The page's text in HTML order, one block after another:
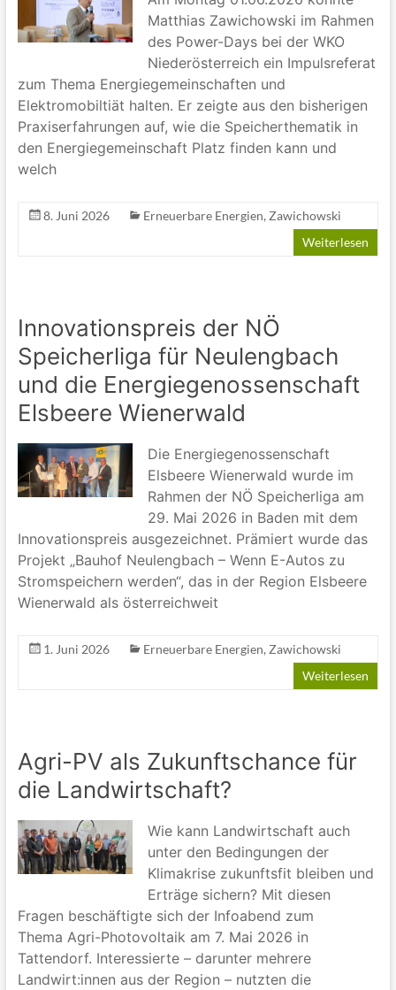
Matthias Zawichowski im Rahmen
des Power-Days bei der WKO
Niederösterreich ein Impulsreferat
zum Thema Energiegemeinschaften und
Elektromobiltiät halten. Er zeigte aus den bisherigen
Praxiserfahrungen auf, wie die Speicherthematik in
den Energiegemeinschaft Platz finden kann und
welch
8. Juni 2026 Erneuerbare Energien, Zawichowski
Weiterlesen
Innovationspreis der NÖ
Speicherliga für Neulengbach
und die Energiegenossenschaft
Elsbeere Wienerwald
Die Energiegenossenschaft
Elsbeere Wienerwald wurde im
Rahmen der NÖ Speicherliga am
29. Mai 2026 in Baden mit dem
Innovationspreis ausgezeichnet. Prämiert wurde das
Projekt „Bauhof Neulengbach – Wenn E-Autos zu
Stromspeichern werden“, das in der Region Elsbeere
Wienerwald als österreichweit
1. Juni 2026 Erneuerbare Energien, Zawichowski
Weiterlesen
Agri-PV als Zukunftschance für
die Landwirtschaft?
Wie kann Landwirtschaft auch
unter den Bedingungen der
Klimakrise zukunftsfit bleiben und
Erträge sichern? Mit diesen
Fragen beschäftigte sich der Infoabend zum
Thema Agri-Photovoltaik am 7. Mai 2026 in
Tattendorf. Interessierte – darunter mehrere
Landwirt:innen aus der Region – nutzten die